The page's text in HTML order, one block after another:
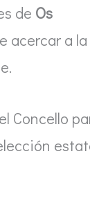
de Os
acercar a la
Concello